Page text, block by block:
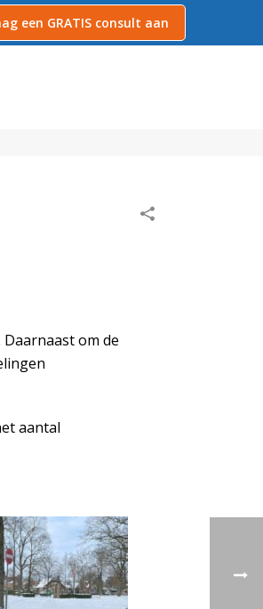
een GRATIS consult aan
om de
aantal